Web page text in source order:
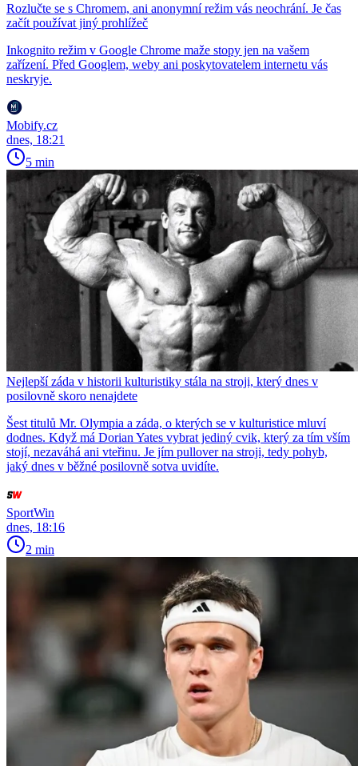
Rozlučte se s Chromem, ani anonymní režim vás neochrání. Je čas
začít používat jiný prohlížeč
Inkognito režim v Google Chrome maže stopy jen na vašem
zařízení. Před Googlem, weby ani poskytovatelem internetu vás
neskryje.
Mobify.cz
dnes, 18:21
5 min
Nejlepší záda v historii kulturistiky stála na stroji, který dnes v
posilovně skoro nenajdete
Šest titulů Mr. Olympia a záda, o kterých se v kulturistice mluví
dodnes. Když má Dorian Yates vybrat jediný cvik, který za tím vším
stojí, nezaváhá ani vteřinu. Je jím pullover na stroji, tedy pohyb,
jaký dnes v běžné posilovně sotva uvidíte.
SportWin
dnes, 18:16
2 min